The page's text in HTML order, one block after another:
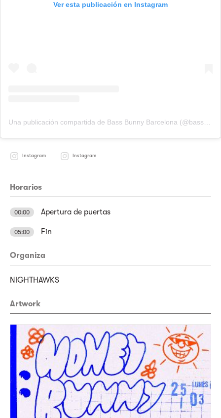
Ver esta publicación en Instagram
Instagram Instagram
Horarios
00:00 Apertura de puertas
05:00 Fin
Organiza
NIGHTHAWKS
Artwork